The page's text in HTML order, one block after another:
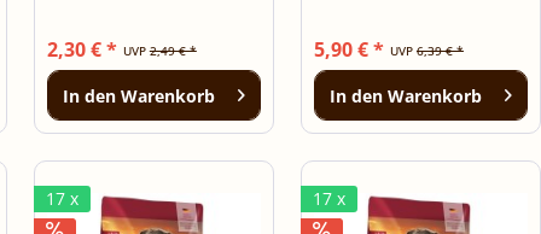
UVP2,49 € *
2,30 € *
In den Warenkorb
UVP 6,39 € *
5,90 € *
In den Warenkorb
17 x 17 x